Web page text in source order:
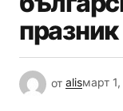
празник
от alisмарт